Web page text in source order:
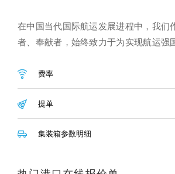
在中国当代国际航运发展进程中，我们
者、奉献者，始终致力于为实现航运强
费率
提单
集装箱参数明细